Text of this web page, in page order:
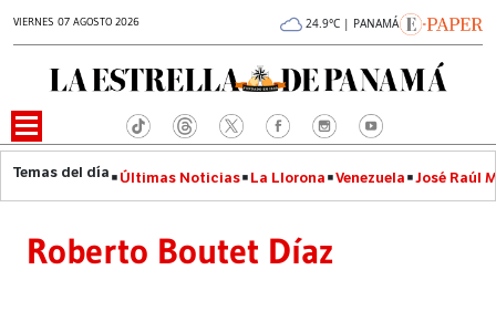
VIERNES 07 AGOSTO 2026 24.9°C | PANAMÁ
Últimas Noticias La Llorona Venezuela José Raúl
Roberto Boutet Díaz